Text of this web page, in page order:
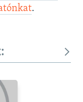
.